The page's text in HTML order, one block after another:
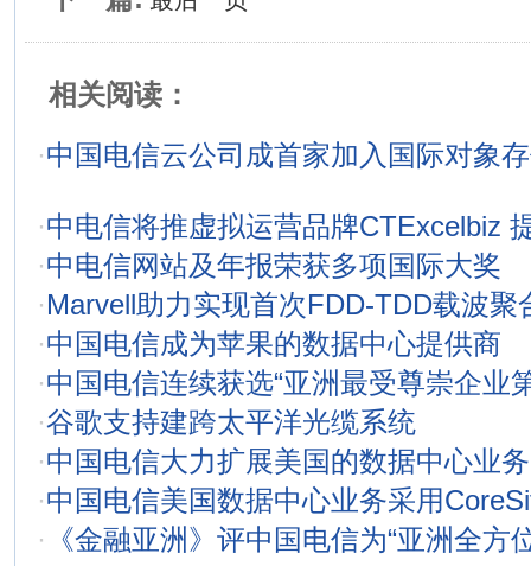
相关阅读：
·中国电信云公司成首家加入国际对象
·中电信将推虚拟运营品牌CTExcelbiz
·中电信网站及年报荣获多项国际大奖
·Marvell助力实现首次FDD-TDD载波聚
·中国电信成为苹果的数据中心提供商
·中国电信连续获选“亚洲最受尊崇企业
·谷歌支持建跨太平洋光缆系统
·中国电信大力扩展美国的数据中心业务
·中国电信美国数据中心业务采用
· 《金融亚洲》评中国电信为“亚洲全方